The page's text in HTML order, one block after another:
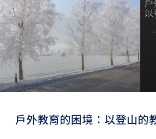
戶外教育的困境：以登山的